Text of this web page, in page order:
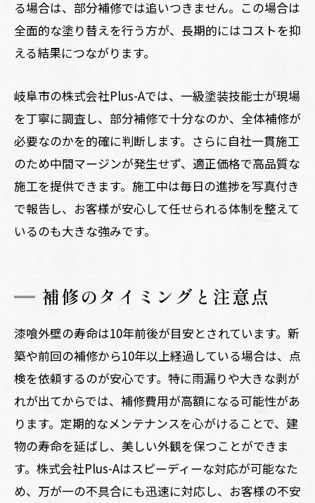
る場合は、部分補修では追いつきません。この場合は
全面的な塗り替えを行う方が、長期的にはコストを抑
える結果につながります。
岐阜市の株式会社Plus-Aでは、一級塗装技能士が現場
を丁寧に調査し、部分補修で十分なのか、全体補修が
必要なのかを的確に判断します。さらに自社一貫施工
のため中間マージンが発生せず、適正価格で高品質な
施工を提供できます。施工中は毎日の進捗を写真付き
で報告し、お客様が安心して任せられる体制を整えて
いるのも大きな強みです。
補修のタイミングと注意点
漆喰外壁の寿命は10年前後が目安とされています。新
築や前回の補修から10年以上経過している場合は、点
検を依頼するのが安心です。特に雨漏りや大きな剥が
れが出てからでは、補修費用が高額になる可能性があ
ります。定期的なメンテナンスを心がけることで、建
物の寿命を延ばし、美しい外観を保つことができま
す。株式会社Plus-Aはスピーディーな対応が可能なた
め、万が一の不具合にも迅速に対応し、お客様の不安